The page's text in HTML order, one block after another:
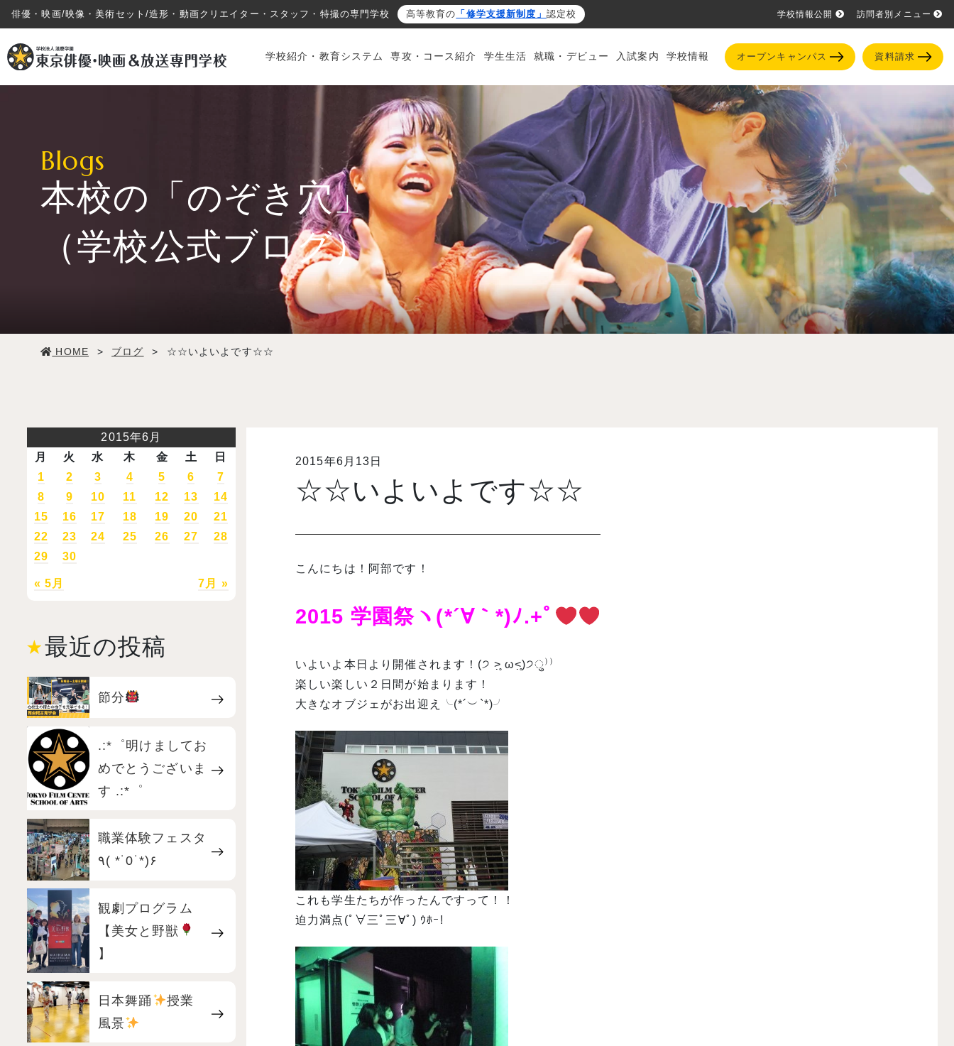
俳優・映画/映像・美術セット/造形・動画クリエイター・スタッフ・特撮の専門学校 高等教育の 「修学支援新制度」 認定校 学校情報公開 訪問者別メニュー
学校紹介・教育システム 専攻・コース紹介 学生生活 就職・デビュー 入試案内 学校情報 オープンキャンパス 資料請求
専攻・コース紹介
学校情報
オープンキャンパス
Blogs
本校の「のぞき穴」
（学校公式ブログ）
HOME > ブログ > ☆☆いよいよです☆☆
2015年6月13日
☆☆いよいよです☆☆
こんにちは！阿部です！
2015 学園祭ヽ(*´∀｀*)ﾉ.+ﾟ
いよいよ本日より開催されます！(੭ ˃̣̣̥ ω˂̣̣̥)੭ु⁾⁾
楽しい楽しい２日間が始まります！
大きなオブジェがお出迎え╰(*´︶`*)╯
これも学生たちが作ったんですって！！
迫力満点(ﾟ∀三ﾟ三∀ﾟ) ｳﾎｰ!
2015年6月
月
火 水 木 金 土 日
« 5月 7月 »
1 2 3 4 5 6
7
8
9 10 11 12 13
14
15
16 17 18 19 20
21
22
23 24 25 26 27
28
29
30
最近の投稿
節分
.:*゜明けましてお
めでとうございま
す .:*゜
職業体験フェスタ
٩( *˙0˙*)۶
観劇プログラム
【美女と野獣
】
日本舞踊
授業
風景